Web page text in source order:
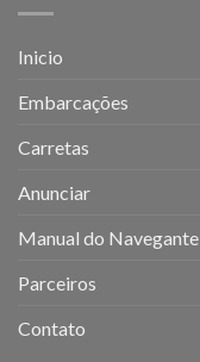
Inicio
Embarcações
Carretas
Anunciar
Manual do Navegante
Parceiros
Contato